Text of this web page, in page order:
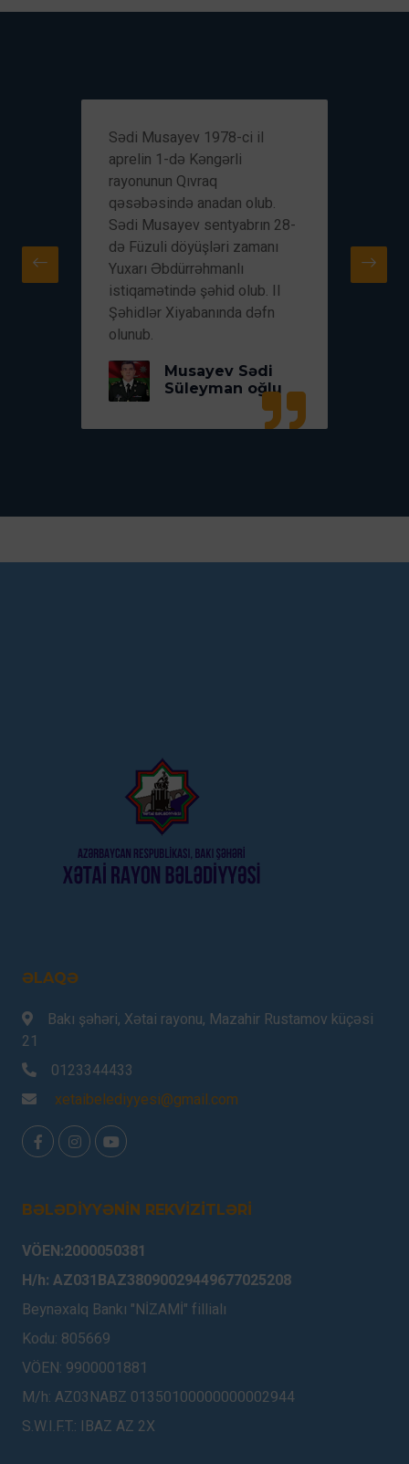
Sədi Musayev 1978-ci il
aprelin 1-də Kəngərli
rayonunun Qıvraq
qəsəbəsində anadan olub.
Sədi Musayev sentyabrın 28-
də Füzuli döyüşləri zamanı
Yuxarı Əbdürrəhmanlı
istiqamətində şəhid olub. II
Şəhidlər Xiyabanında dəfn
olunub.
Musayev Sədi
Süleyman oğlu
ƏLAQƏ
Bakı şəhəri, Xətai rayonu, Mazahir Rustamov küçəsi
21
0123344433
xetaibelediyyesi@gmail.com
BƏLƏDİYYƏNİN REKVİZİTLƏRİ
VÖEN:2000050381
H/h: AZ031BAZ38090029449677025208
Beynəxalq Bankı "NİZAMİ" fillialı
Kodu: 805669
VÖEN: 9900001881
M/h: AZ03NABZ 01350100000000002944
S.W.I.F.T.: IBAZ AZ 2X